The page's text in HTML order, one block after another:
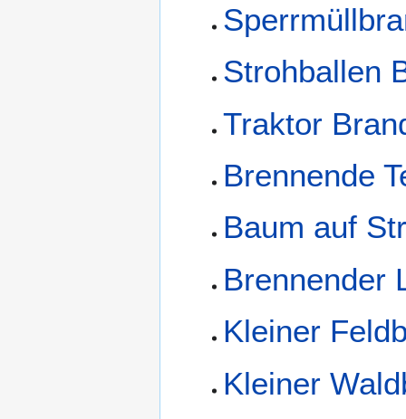
Strohballen
Traktor
Brennende
Baum auf
Brennender
Kleiner
Kleiner